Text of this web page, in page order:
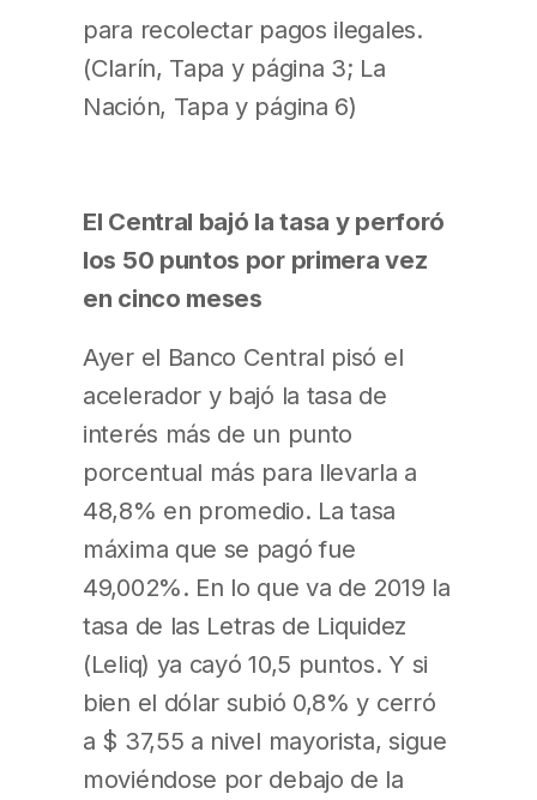
para recolectar pagos ilegales.
(Clarín, Tapa y página 3; La
Nación, Tapa y página 6)
El Central bajó la tasa y perforó
los 50 puntos por primera vez
en cinco meses
Ayer el Banco Central pisó el
acelerador y bajó la tasa de
interés más de un punto
porcentual más para llevarla a
48,8% en promedio. La tasa
máxima que se pagó fue
49,002%. En lo que va de 2019 la
tasa de las Letras de Liquidez
(Leliq) ya cayó 10,5 puntos. Y si
bien el dólar subió 0,8% y cerró
a $ 37,55 a nivel mayorista, sigue
moviéndose por debajo de la